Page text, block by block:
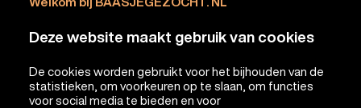
Deze website maakt gebruik van cookies
De cookies worden gebruikt voor het bijhouden van de
statistieken, om voorkeuren op te slaan, om functies
voor social media te bieden en voor